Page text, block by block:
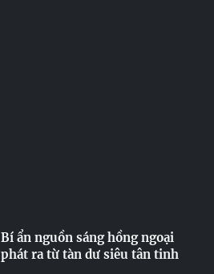
Bí ẩn nguồn sáng hồng ngoại
phát ra từ tàn dư siêu tân tinh